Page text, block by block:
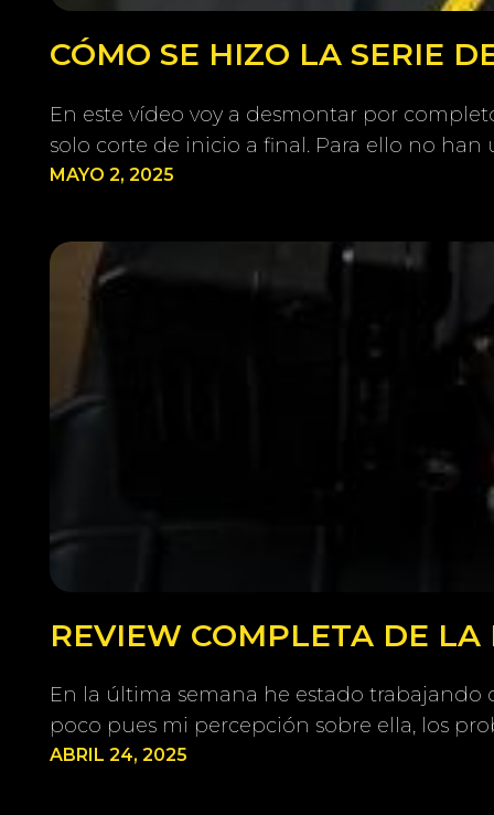
CÓMO SE HIZO LA SERIE
En este vídeo voy a desmontar por
solo corte de inicio a final. Para ello no han
MAYO 2, 2025
REVIEW COMPLETA DE LA
En la última semana he estado
poco pues mi percepción sobre ella, los
ABRIL 24, 2025